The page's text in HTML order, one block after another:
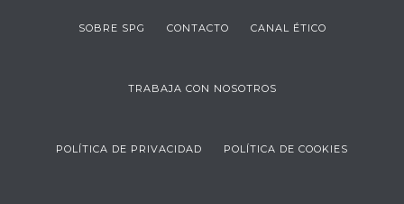
SOBRE SPG CONTACTO CANAL ÉTICO
TRABAJA CON NOSOTROS
POLÍTICA DE PRIVACIDAD POLÍTICA DE COOKIES